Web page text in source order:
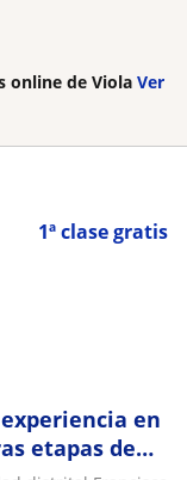
online de Viola Ver
1ª clase gratis
en
etapas de